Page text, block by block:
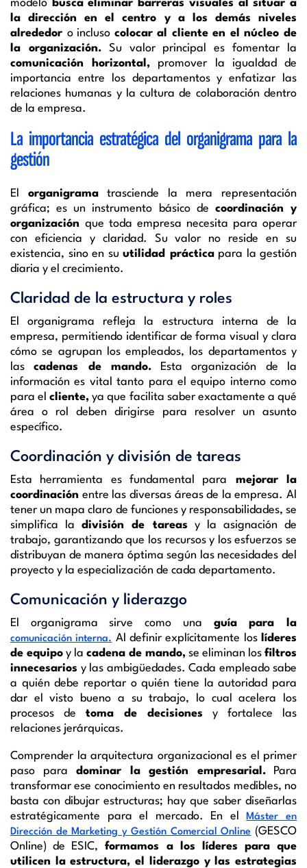
modelo busca eliminar barreras visuales al situar a
la dirección en el centro y a los demás niveles
alrededor o incluso colocar al cliente en el núcleo de
la organización.Su valor principal es fomentar la
comunicación horizontal, promover la igualdad de
importancia entre los departamentos y enfatizar las
relaciones humanas y la cultura de colaboración dentro
de la empresa.
La importancia estratégica del organigrama para la
gestión
El organigramatrasciende la mera representación
gráfica; es un instrumento básico de coordinación y
organización que toda empresa necesita para operar
con eficiencia y claridad. Su valor no reside en su
existencia, sino en su utilidad prácticapara la gestión
diaria y el crecimiento.
Claridad de la estructura y roles
El organigrama refleja la estructura interna de la
empresa, permitiendo identificar de forma visual y clara
cómo se agrupan los empleados, los departamentos y
lascadenas de mando.Esta organización de la
información es vital tanto para el equipo interno como
para elcliente, ya que facilita saber exactamente a qué
área o rol deben dirigirse para resolver un asunto
específico.
Coordinación y división de tareas
Esta herramienta es fundamental para mejorar la
coordinación entre las diversas áreas de la empresa. Al
tener un mapa claro de funciones y responsabilidades, se
simplifica ladivisión de tareas y la asignación de
trabajo, garantizando que los recursos y los esfuerzos se
distribuyan de manera óptima según las necesidades del
proyecto y la especialización de cada departamento.
Comunicación y liderazgo
El organigrama sirve como una guía para la
comunicación interna. Al definir explícitamente los líderes
de equipo y la cadena de mando, se eliminan los filtros
innecesarios y las ambigüedades. Cada empleado sabe
a quién debe reportar o quién tiene la autoridad para
dar el visto bueno a su trabajo, lo cual acelera los
procesos de toma de decisiones y fortalece las
relaciones jerárquicas.
Comprender la arquitectura organizacional es el primer
paso para dominar la gestión empresarial.Para
transformar ese conocimiento en resultados medibles, no
basta con dibujar estructuras; hay que saber diseñarlas
estratégicamente para el mercado. En elMáster en
Dirección de Marketing y Gestión Comercial Online (GESCO
Online) de ESIC, formamos a los líderes para que
utilicen la estructura, el liderazgo y las estrategias